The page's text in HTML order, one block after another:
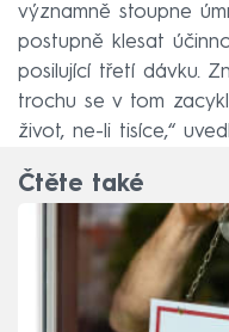
významně stoupne
postupně klesat
posilující třetí dávku.
trochu se v tom
život, ne-li tisíce,“
Čtěte také